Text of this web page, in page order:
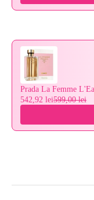
Prada La Femme
542,92 lei599,00 lei